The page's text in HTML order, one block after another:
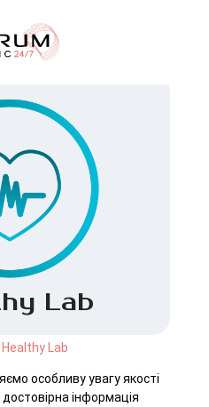
Lab
Healthy Lab
особливу увагу якості
інформація